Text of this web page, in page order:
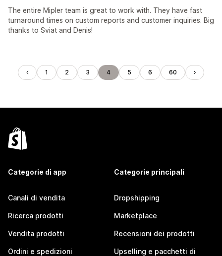
The entire Mipler team is great to work with. They have fast
turnaround times on custom reports and customer inquiries. Big
thanks to Sviat and Denis!
1 2 3 4 5 6 60
Categorie di app
Canali di vendita
Ricerca prodotti
Vendita prodotti
Ordini e spedizioni
Categorie principali
Dropshipping
Marketplace
Recensioni dei prodotti
Upselling e pacchetti di